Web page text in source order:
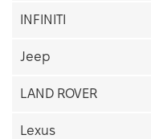
INFINITI
Jeep
LAND ROVER
Lexus